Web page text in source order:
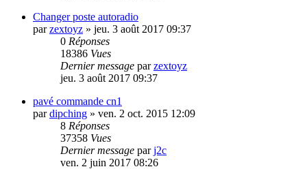
Changer poste autoradio
parzextoyz » jeu. 3 août 2017 09:37
0 Réponses
18386 Vues
Dernier message parzextoyz
jeu. 3 août 2017 09:37
pavé commande cn1
pardipching » ven. 2 oct. 2015 12:09
8 Réponses
37358 Vues
Dernier message parj2c
ven. 2 juin 2017 08:26